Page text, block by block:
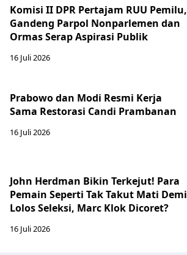
Komisi II DPR Pertajam RUU Pemilu,
Gandeng Parpol Nonparlemen dan
Ormas Serap Aspirasi Publik
16 Juli 2026
Prabowo dan Modi Resmi Kerja
Sama Restorasi Candi Prambanan
16 Juli 2026
John Herdman Bikin Terkejut! Para
Pemain Seperti Tak Takut Mati Demi
Lolos Seleksi, Marc Klok Dicoret?
16 Juli 2026